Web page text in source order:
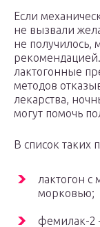
Если
не вызвали
не получилось,
лактогонные
методов
лекарства,
могут помочь
В список таких
лактогон
морковью;
фемилак-2